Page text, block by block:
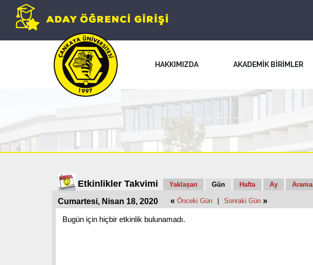
HAKKIMIZDA AKADEMİK BİRİMLER
Etkinlikler Takvimi Yaklaşan Gün Hafta Ay Arama
Cumartesi, Nisan 18, 2020 « Önceki Gün Sonraki Gün »
Bugün için hiçbir etkinlik bulunamadı.